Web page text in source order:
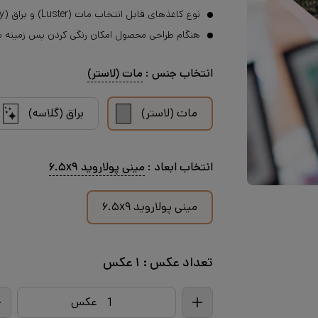
نوع کاغذهای قابل انتخاب مات (Luster) و براق (Glossy)
هنگام طراحی محصول امکان رنگی کردن پس زمینه با ۳۰ رنگ متنوع وجود
انتخاب جنس : مات (لاستر)
مات (لاستر) براق (گلاسه)
انتخاب ابعاد : مینی پولاروید ۶.۵x۹
مینی پولاروید ۶.۵x۹
تعداد عکس : ۱ عکس
عکس